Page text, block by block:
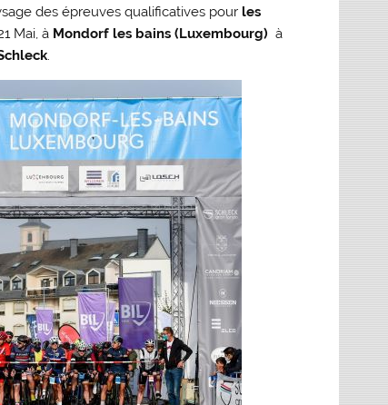
des épreuves qualificatives pour les
Mai, à Mondorf les bains (Luxembourg) à
.